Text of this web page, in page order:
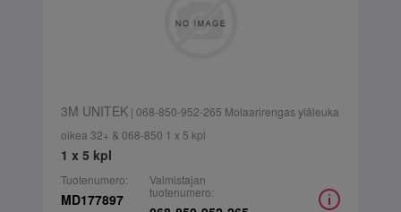
3M UNITEK| 068-850-952-265 Molaarirengas yläleuka
oikea 32+ & 068-850 1 x 5 kpl
1 x 5 kpl
Tuotenumero:
MD177897
Valmistajan
tuotenumero: